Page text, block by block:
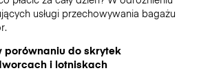
usługi przechowywania bagażu
porównaniu do skrytek
i lotniskach